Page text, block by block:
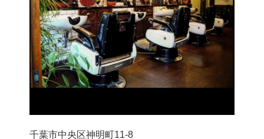
千葉市中央区神明町11-8